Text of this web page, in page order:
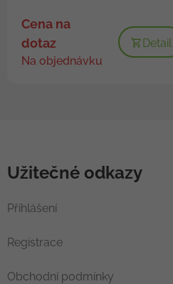
Cena na
dotaz
Na objednávku
Detail
Užitečné odkazy
Přihlášení
Registrace
Obchodní podmínky